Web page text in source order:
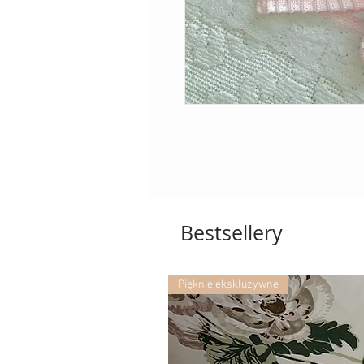
Bestsellery
Pięknie ekskluzywne